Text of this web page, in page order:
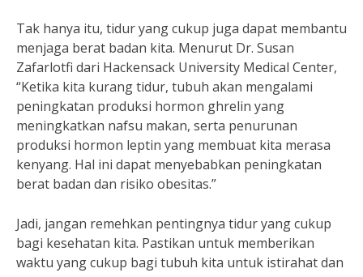
Tak hanya itu, tidur yang cukup juga dapat membantu
menjaga berat badan kita. Menurut Dr. Susan
Zafarlotfi dari Hackensack University Medical Center,
“Ketika kita kurang tidur, tubuh akan mengalami
peningkatan produksi hormon ghrelin yang
meningkatkan nafsu makan, serta penurunan
produksi hormon leptin yang membuat kita merasa
kenyang. Hal ini dapat menyebabkan peningkatan
berat badan dan risiko obesitas.”
Jadi, jangan remehkan pentingnya tidur yang cukup
bagi kesehatan kita. Pastikan untuk memberikan
waktu yang cukup bagi tubuh kita untuk istirahat dan